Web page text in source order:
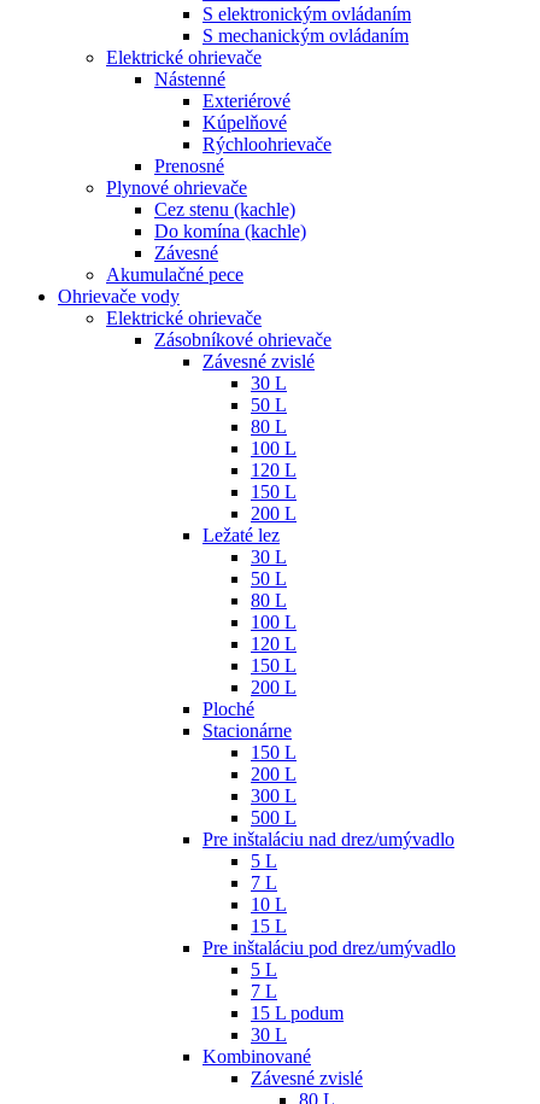
S elektronickým ovládaním
S mechanickým ovládaním
Elektrické ohrievače
Nástenné
Exteriérové
Kúpelňové
Rýchloohrievače
Prenosné
Plynové ohrievače
Cez stenu (kachle)
Do komína (kachle)
Závesné
Akumulačné pece
Ohrievače vody
Elektrické ohrievače
Zásobníkové ohrievače
Závesné zvislé
30 L
50 L
80 L
100 L
120 L
150 L
200 L
Ležaté lez
30 L
50 L
80 L
100 L
120 L
150 L
200 L
Ploché
Stacionárne
150 L
200 L
300 L
500 L
Pre inštaláciu nad drez/umývadlo
5 L
7 L
10 L
15 L
Pre inštaláciu pod drez/umývadlo
5 L
7 L
15 L podum
30 L
Kombinované
Závesné zvislé
80 L